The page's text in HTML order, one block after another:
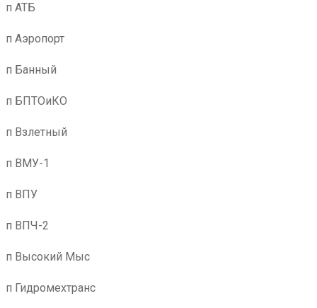
п АТБ
п Аэропорт
п Банный
п БПТОиКО
п Взлетный
п ВМУ-1
п ВПУ
п ВПЧ-2
п Высокий Мыс
п Гидромехтранс